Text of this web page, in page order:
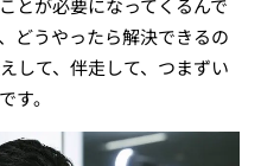
とが必要になってくるんで
どうやったら解決できるの
して、伴走して、つまずい
す。